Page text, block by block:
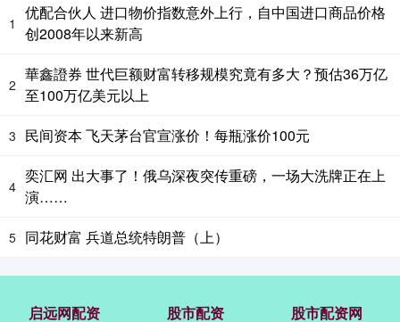
1
优配合伙人 进口物价指数意外上行，自中国进口商品价格
创2008年以来新高
2
華鑫證券 世代巨额财富转移规模究竟有多大？预估36万亿
至100万亿美元以上
3 民间资本 飞天茅台官宣涨价！每瓶涨价100元
4
奕汇网 出大事了！俄乌深夜突传重磅，一场大洗牌正在上
演……
5 同花财富 兵道总统特朗普（上）
启远网配资 股市配资 股市配资网